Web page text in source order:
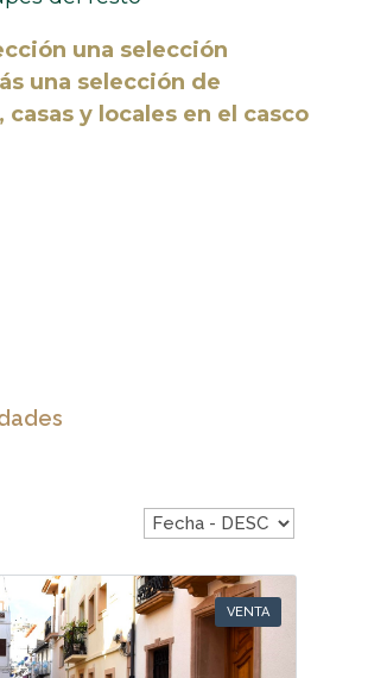
una selección
una selección de
casas y locales en el casco
VENTA